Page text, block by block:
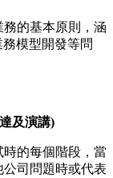
的基本原則，涵
模型開發等問
及演講)
的每個階段，當
司問題時或代表